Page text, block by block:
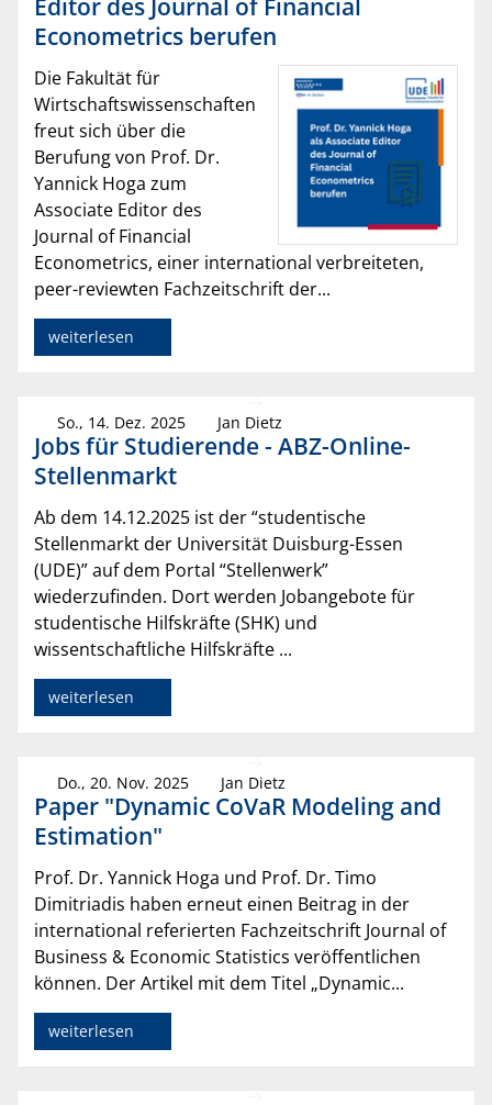
Editor des Journal of Financial
Econometrics berufen
Die Fakultät für
Wirtschaftswissenschaften
freut sich über die
Berufung von Prof. Dr.
Yannick Hoga zum
Associate Editor des
Journal of Financial
Econometrics, einer international verbreiteten,
peer-reviewten Fachzeitschrift der...
weiterlesen
So., 14. Dez. 2025 Jan Dietz
Jobs für Studierende - ABZ-Online-
Stellenmarkt
Ab dem 14.12.2025 ist der “studentische
Stellenmarkt der Universität Duisburg-Essen
(UDE)” auf dem Portal “Stellenwerk”
wiederzufinden. Dort werden Jobangebote für
studentische Hilfskräfte (SHK) und
wissentschaftliche Hilfskräfte ...
weiterlesen
Do., 20. Nov. 2025 Jan Dietz
Paper "Dynamic CoVaR Modeling and
Estimation"
Prof. Dr. Yannick Hoga und Prof. Dr. Timo
Dimitriadis haben erneut einen Beitrag in der
international referierten Fachzeitschrift Journal of
Business & Economic Statistics veröffentlichen
können. Der Artikel mit dem Titel „Dynamic...
weiterlesen